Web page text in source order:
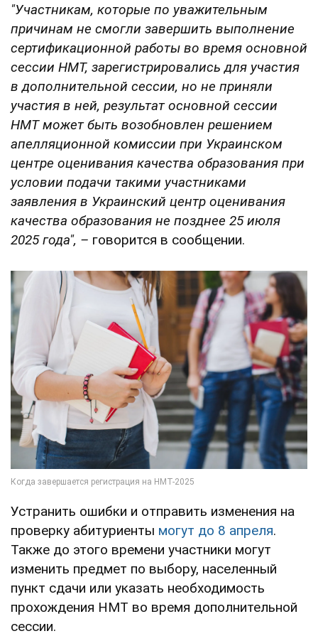
"Участникам, которые по уважительным
причинам не смогли завершить выполнение
сертификационной работы во время основной
сессии НМТ, зарегистрировались для участия
в дополнительной сессии, но не приняли
участия в ней, результат основной сессии
НМТ может быть возобновлен решением
апелляционной комиссии при Украинском
центре оценивания качества образования при
условии подачи такими участниками
заявления в Украинский центр оценивания
качества образования не позднее 25 июля
2025 года", – говорится в сообщении.
Устранить ошибки и отправить изменения на
проверку абитуриенты могут до 8 апреля.
Также до этого времени участники могут
изменить предмет по выбору, населенный
пункт сдачи или указать необходимость
прохождения НМТ во время дополнительной
сессии.